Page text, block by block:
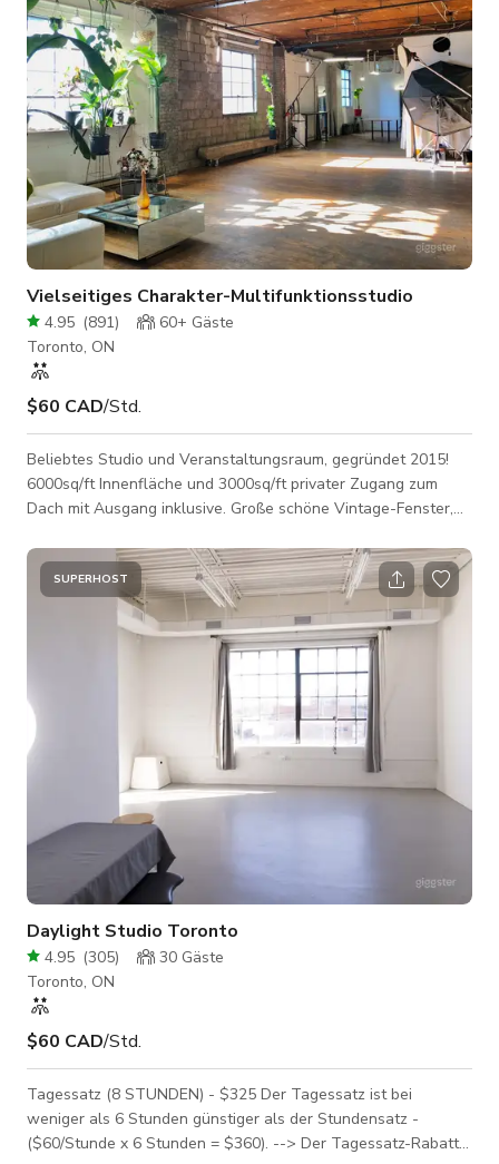
Vielseitiges Charakter-Multifunktionsstudio
4.95 (891) 60+ Gäste
Toronto, ON
$60 CAD/Std.
Beliebtes Studio und Veranstaltungsraum, gegründet 2015!
6000sq/ft Innenfläche und 3000sq/ft privater Zugang zum
Dach mit Ausgang inklusive. Große schöne Vintage-Fenster,
Abendbeleuchtung mit steuerbaren Farben und dimmbaren
Funktionen... Wie in unserem Fotobereich gezeigt, ist der Raum
komplett möbliert mit großen modernen Ledersofas, einer
erstaunlichen tropischen Pflanzensammlung, schöner Kunst,
vielen verschiedenen Tischen (sowohl Stehtische a
SUPERHOST
Daylight Studio Toronto
4.95 (305) 30 Gäste
Toronto, ON
$60 CAD/Std.
Tagessatz (8 STUNDEN) - $325 Der Tagessatz ist bei
weniger als 6 Stunden günstiger als der Stundensatz -
($60/Stunde x 6 Stunden = $360). --> Der Tagessatz-Rabatt